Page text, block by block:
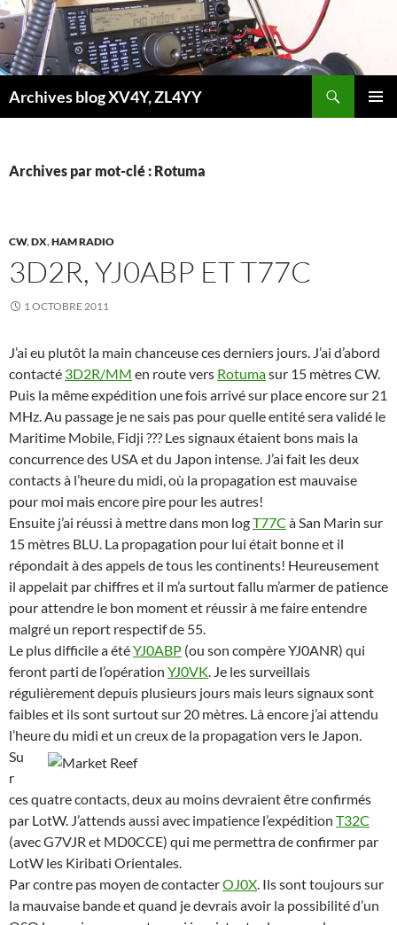
Aller
au
contenu
Archives blog XV4Y, ZL4YY
Archives par mot-clé : Rotuma
CW,DX,HAM RADIO
3D2R, YJ0ABP ET T77C
1 OCTOBRE 2011
J’ai eu plutôt la main chanceuse ces derniers jours. J’ai d’abord
contacté 3D2R/MM en route vers Rotumasur 15 mètres CW.
Puis la même expédition une fois arrivé sur place encore sur 21
MHz. Au passage je ne sais pas pour quelle entité sera validé le
Maritime Mobile, Fidji ??? Les signaux étaient bons mais la
concurrence des USA et du Japon intense. J’ai fait les deux
contacts à l’heure du midi, où la propagation est mauvaise
pour moi mais encore pire pour les autres!
Ensuite j’ai réussi à mettre dans mon logT77C à San Marin sur
15 mètres BLU. La propagation pour lui était bonne et il
répondait à des appels de tous les continents! Heureusement
il appelait par chiffres et il m’a surtout fallu m’armer de patience
pour attendre le bon moment et réussir à me faire entendre
malgré un report respectif de 55.
Le plus difficile a étéYJ0ABP (ou son compère YJ0ANR) qui
feront parti de l’opération YJ0VK. Je les surveillais
régulièrement depuis plusieurs jours mais leurs signaux sont
faibles et ils sont surtout sur 20 mètres. Là encore j’ai attendu
l’heure du midi et un creux de la propagation vers le Japon.
Su
r
ces quatre contacts, deux au moins devraient être confirmés
par LotW. J’attends aussi avec impatience l’expédition T32C
(avec G7VJR et MD0CCE) qui me permettra de confirmer par
LotW les Kiribati Orientales.
Par contre pas moyen de contacterOJ0X. Ils sont toujours sur
la mauvaise bande et quand je devrais avoir la possibilité d’un